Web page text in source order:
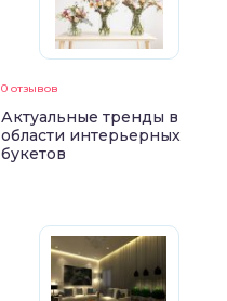
0 отзывов
Актуальные тренды в
области интерьерных
букетов